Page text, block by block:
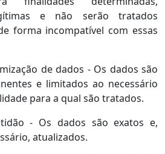
e não serão tratados
forma incompatível com essas
de dados - Os dados são
e limitados ao necessário
para a qual são tratados.
- Os dados são exatos e,
atualizados.